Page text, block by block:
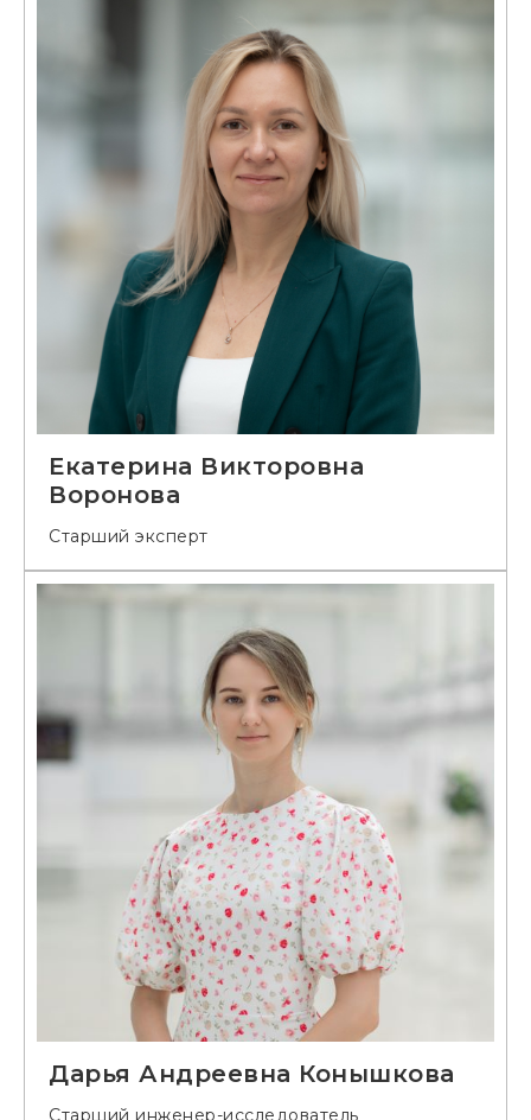
Екатерина Викторовна
Воронова
Старший эксперт
Дарья Андреевна Конышкова
Старший инженер-исследователь